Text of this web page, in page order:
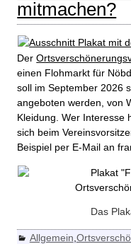
mitmachen?
Der
einen Flohmarkt für
soll im September 2026
angeboten werden, von
Kleidung. Wer Interesse
sich beim
Beispiel per E-Mail an
Das
Allgemein